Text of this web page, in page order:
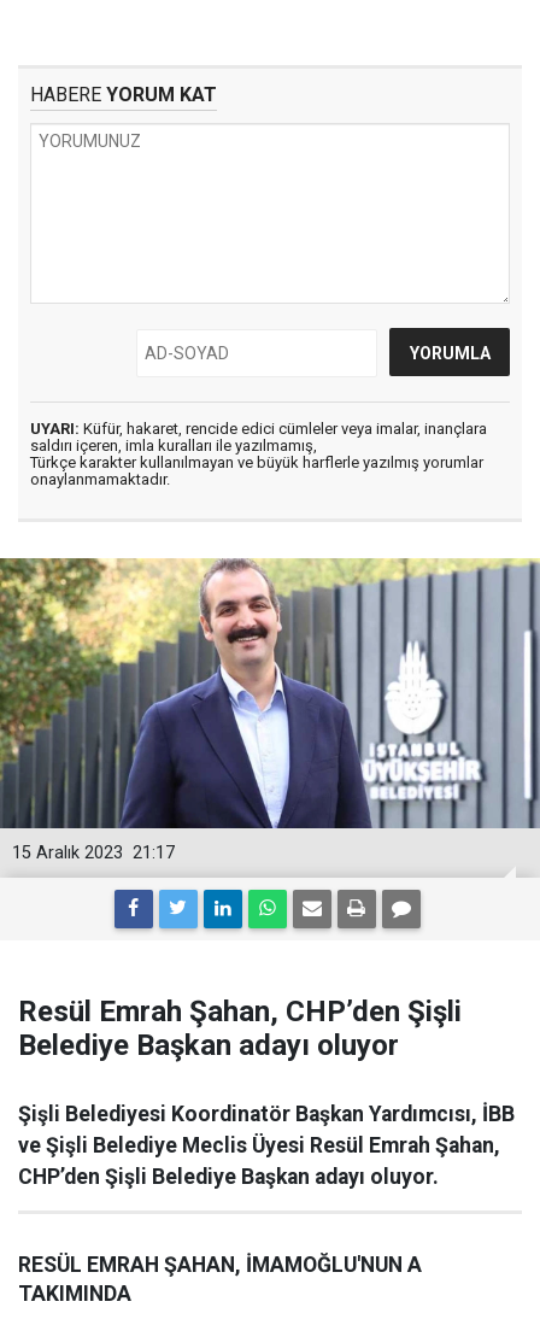
HABERE YORUM KAT
UYARI: Küfür, hakaret, rencide edici cümleler veya imalar, inançlara
saldırı içeren, imla kuralları ile yazılmamış,
Türkçe karakter kullanılmayan ve büyük harflerle yazılmış yorumlar
onaylanmamaktadır.
21:17
15 Aralık 2023
Resül Emrah Şahan, CHP’den Şişli
Belediye Başkan adayı oluyor
Şişli Belediyesi Koordinatör Başkan Yardımcısı, İBB
ve Şişli Belediye Meclis Üyesi Resül Emrah Şahan,
CHP’den Şişli Belediye Başkan adayı oluyor.
RESÜL EMRAH ŞAHAN, İMAMOĞLU'NUN A
TAKIMINDA